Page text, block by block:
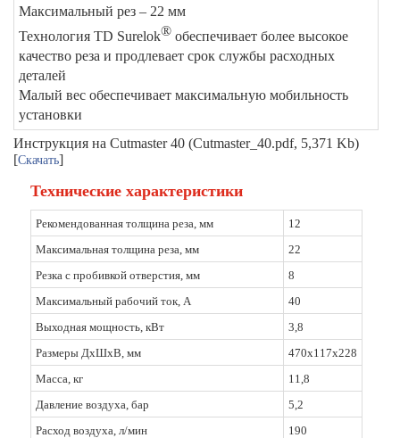
Максимальный рез – 22 мм
Технология TD Surelok® обеспечивает более высокое
качество реза и продлевает срок службы расходных
деталей
Малый вес обеспечивает максимальную мобильность
установки
Инструкция на Cutmaster 40 (Cutmaster_40.pdf, 5,371 Kb)
[Скачать]
Технические характеристики
Рекомендованная толщина реза, мм
12
Максимальная толщина реза, мм
22
Резка с пробивкой отверстия, мм
8
Максимальный рабочий ток, А
40
Выходная мощность, кВт
3,8
Размеры ДxШxВ, мм
470х117х228
Масса, кг
11,8
Давление воздуха, бар
5,2
Расход воздуха, л/мин
190